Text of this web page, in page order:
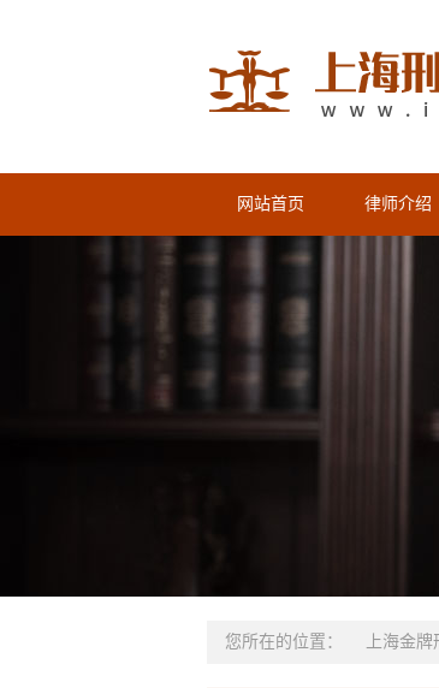
网站首页 律师介绍
您所在的位置： 上海金